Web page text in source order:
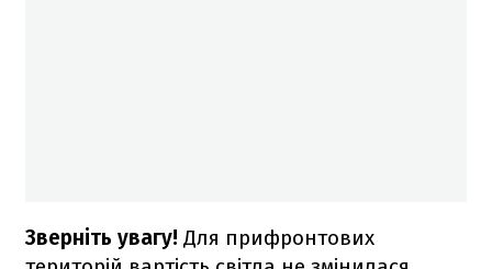
Зверніть увагу! Для прифронтових